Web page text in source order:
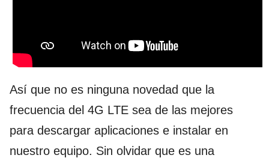
Así que no es ninguna novedad que la
frecuencia del 4G LTE sea de las mejores
para descargar aplicaciones e instalar en
nuestro equipo. Sin olvidar que es una